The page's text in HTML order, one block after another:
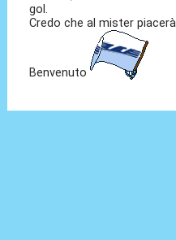
gol.
Credo che al mister piacerà.
Benvenuto